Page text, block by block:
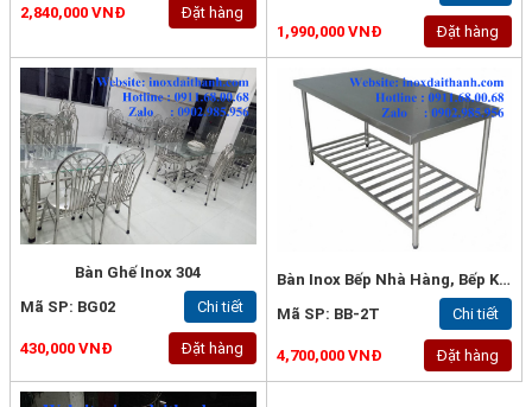
2,840,000 VNĐ Đặt hàng
1,990,000 VNĐ Đặt hàng
Bàn Ghế Inox 304
Mã SP: BG02
Chi tiết
430,000 VNĐ Đặt hàng
Bàn Inox Bếp Nhà Hàng, Bếp Khách Sạn
Mã SP: BB-2T
Chi tiết
4,700,000 VNĐ Đặt hàng